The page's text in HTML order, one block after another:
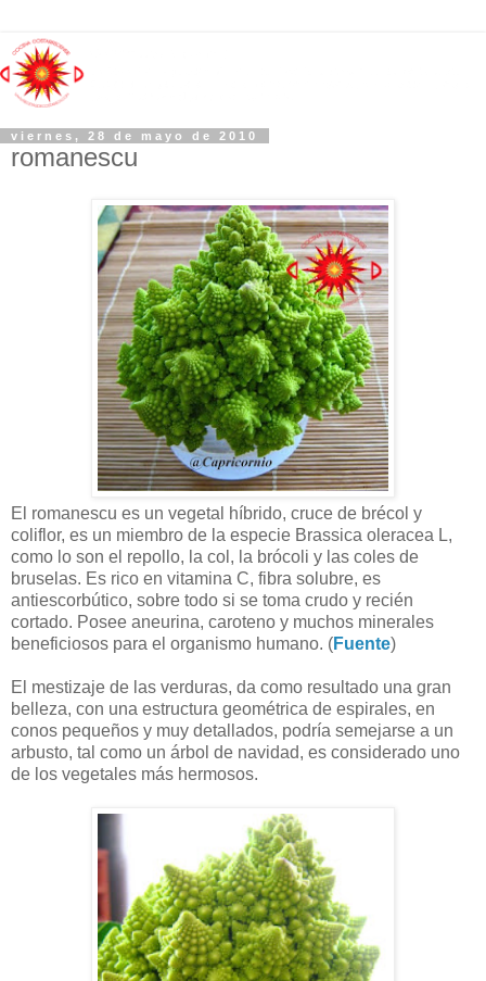
viernes, 28 de mayo de 2010
romanescu
El romanescu es un vegetal híbrido, cruce de brécol y
coliflor, es un miembro de la especie Brassica oleracea L,
como lo son el repollo, la col, la brócoli y las coles de
bruselas. Es rico en vitamina C, fibra solubre, es
antiescorbútico, sobre todo si se toma crudo y recién
cortado. Posee aneurina, caroteno y muchos minerales
beneficiosos para el organismo humano. (Fuente)
El mestizaje de las verduras, da como resultado una gran
belleza, con una estructura geométrica de espirales, en
conos pequeños y muy detallados, podría semejarse a un
arbusto, tal como un árbol de navidad, es considerado uno
de los vegetales más hermosos.